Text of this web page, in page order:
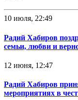
10 июля, 22:49
Радий Хабиров
семьи, любви и
12 июня, 12:47
Радий Хабиров
мероприятиях в